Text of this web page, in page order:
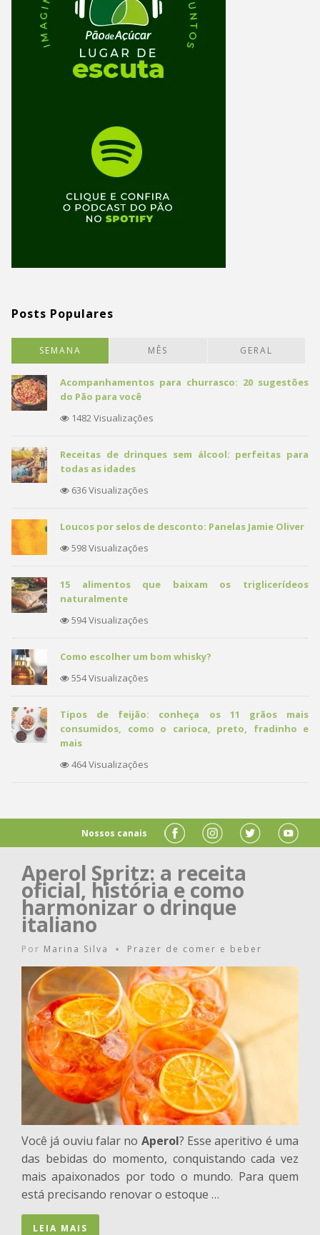
Posts Populares
SEMANA MÊS GERAL
Acompanhamentos para churrasco: 20 sugestões
do Pão para você
1482 Visualizações
Receitas de drinques sem álcool: perfeitas para
todas as idades
636 Visualizações
Loucos por selos de desconto: Panelas Jamie Oliver
598 Visualizações
15 alimentos que baixam os triglicerídeos
naturalmente
594 Visualizações
Como escolher um bom whisky?
554 Visualizações
Tipos de feijão: conheça os 11 grãos mais
consumidos, como o carioca, preto, fradinho e
mais
464 Visualizações
Nossos canais
Aperol Spritz: a receita
oficial, história e como
harmonizar o drinque
italiano
Por Marina Silva • Prazer de comer e beber
Você já ouviu falar no Aperol? Esse aperitivo é uma
das bebidas do momento, conquistando cada vez
mais apaixonados por todo o mundo. Para quem
está precisando renovar o estoque …
LEIA MAIS